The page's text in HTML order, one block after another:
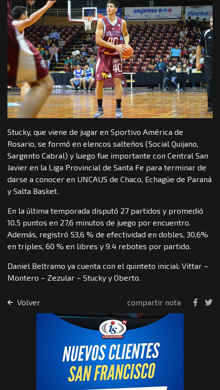
Stucky, que viene de jugar en Sportivo América de
Rosario, se formó en elencos salteños (Social Quijano,
Sargento Cabral) y luego fue importante con Central San
Javier en la Liga Provincial de Santa Fe para terminar de
darse a conocer en UNCAUS de Chaco, Echagüe de Paraná
y Salta Basket.
En la última temporada disputó 27 partidos y promedió
10.5 puntos en 27,6 minutos de juego por encuentro.
Además, registró 53,6 % de efectividad en dobles, 30,6%
en triples, 60 % en libres y 9.4 rebotes por partido.
Daniel Beltramo ya cuenta con el quinteto inicial: Vittar –
Montero – Zezular – Stucky y Oberto.
Volver compartir nota